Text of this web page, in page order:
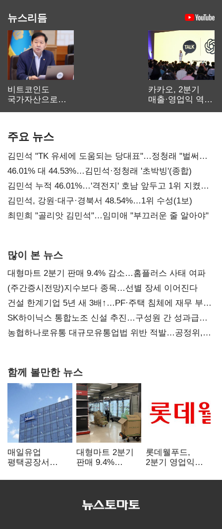
뉴스리듬
비트코인도
국가자산으로…'
카카오, 2분기
매출·영업익 역대
주요 뉴스
김민석 "TK 유세에 도움되는 당대표"…정청래 "벌써
대표된 양 당직 배분"
46.01% 대 44.53%…김민석·정청래 '초박빙'(종합)
김민석 누적 46.01%…'격전지' 호남 앞두고 1위 지켰다
(2보)
김민석, 강원·대구·경북서 48.54%…1위 수성(1보)
최민희 "골리앗 김민석"…임미애 "부끄러운 줄 알아야"
많이 본 뉴스
대형마트 2분기 판매 9.4% 감소…홈플러스 사태 여파
(주간증시전망)지수보다 종목…선별 장세 이어진다
건설 한계기업 5년 새 3배↑…PF·주택 침체에 재무 부담
확대
SK하이닉스 통합노조 신설 추진…구성원 간 성과급
불만 확산
농협하나로유통 대규모유통업법 위반 적발…공정위,
함께 볼만한 뉴스
매일유업
평택공장서
쓰러져…1명
대형마트 2분기
판매 9.4%
사태 여파
롯데웰푸드,
2분기 영업익
사업이 실적 견인